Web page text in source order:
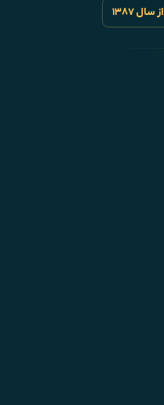
از سال ۱۳۸۷